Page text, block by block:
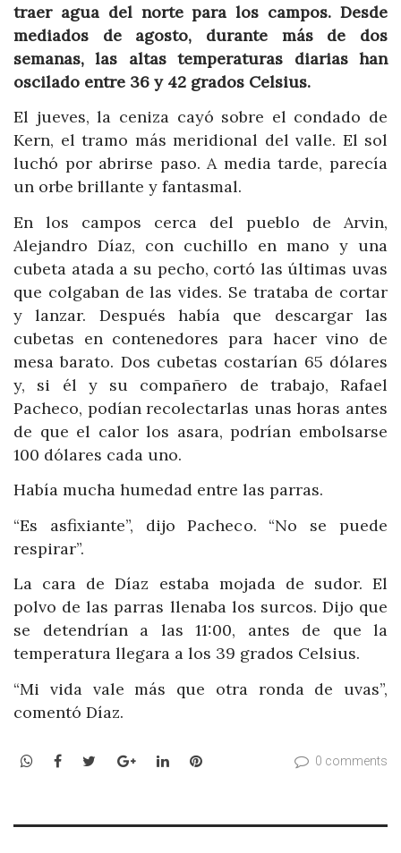
traer agua del norte para los campos. Desde
mediados de agosto, durante más de dos
semanas, las altas temperaturas diarias han
oscilado entre 36 y 42 grados Celsius.
El jueves, la ceniza cayó sobre el condado de
Kern, el tramo más meridional del valle. El sol
luchó por abrirse paso. A media tarde, parecía
un orbe brillante y fantasmal.
En los campos cerca del pueblo de Arvin,
Alejandro Díaz, con cuchillo en mano y una
cubeta atada a su pecho, cortó las últimas uvas
que colgaban de las vides. Se trataba de cortar
y lanzar. Después había que descargar las
cubetas en contenedores para hacer vino de
mesa barato. Dos cubetas costarían 65 dólares
y, si él y su compañero de trabajo, Rafael
Pacheco, podían recolectarlas unas horas antes
de que el calor los asara, podrían embolsarse
100 dólares cada uno.
Había mucha humedad entre las parras.
“Es asfixiante”, dijo Pacheco. “No se puede
respirar”.
La cara de Díaz estaba mojada de sudor. El
polvo de las parras llenaba los surcos. Dijo que
se detendrían a las 11:00, antes de que la
temperatura llegara a los 39 grados Celsius.
“Mi vida vale más que otra ronda de uvas”,
comentó Díaz.
WhatsApp
Facebook
TwitterGoogle+LinkedInPinterest 0 comments